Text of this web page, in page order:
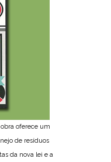
oferece um
de resíduos
da nova lei e a